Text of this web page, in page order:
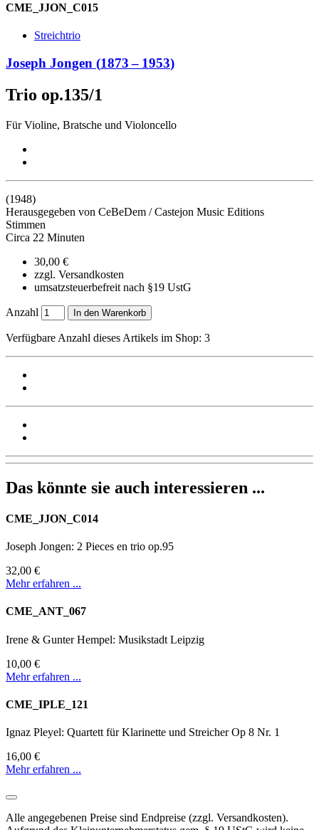
CME_JJON_C015
Streichtrio
Joseph Jongen (1873– 1953)
Trio op.135/1
Für Violine, Bratsche und Violoncello
(1948)
Herausgegeben von CeBeDem / Castejon Music Editions
Stimmen
Circa 22 Minuten
30,00 €
zzgl. Versandkosten
umsatzsteuerbefreit nach §19 UstG
Anzahl In den Warenkorb
Verfügbare Anzahl dieses Artikels im Shop: 3
Das könnte sie auch interessieren ...
CME_JJON_C014
Joseph Jongen: 2 Pieces en trio op.95
32,00 €
Mehr erfahren ...
CME_ANT_067
Irene & Gunter Hempel: Musikstadt Leipzig
10,00 €
Mehr erfahren ...
CME_IPLE_121
Ignaz Pleyel: Quartett für Klarinette und Streicher Op 8 Nr. 1
16,00 €
Mehr erfahren ...
Alle angegebenen Preise sind Endpreise (zzgl. Versandkosten).